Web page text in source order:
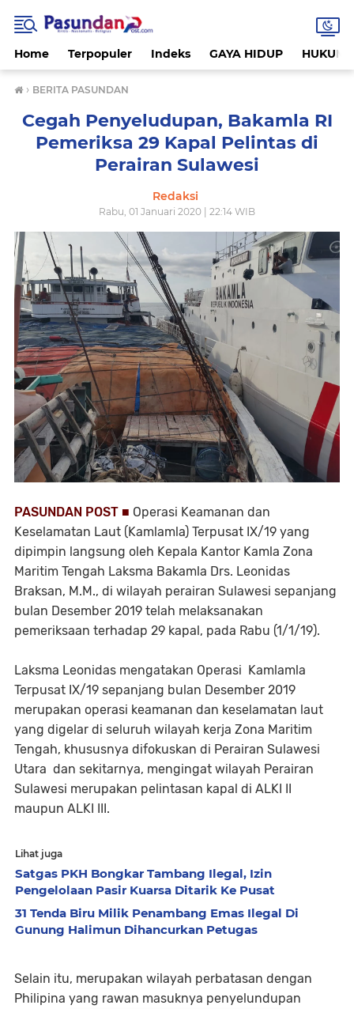
Home Terpopuler Indeks GAYA HIDUP HUKUM
› BERITA PASUNDAN
Cegah Penyeludupan, Bakamla RI
Pemeriksa 29 Kapal Pelintas di
Perairan Sulawesi
Redaksi
Rabu, 01 Januari 2020 | 22:14 WIB
PASUNDAN POST ■ Operasi Keamanan dan
Keselamatan Laut (Kamlamla) Terpusat IX/19 yang
dipimpin langsung oleh Kepala Kantor Kamla Zona
Maritim Tengah Laksma Bakamla Drs. Leonidas
Braksan, M.M., di wilayah perairan Sulawesi sepanjang
bulan Desember 2019 telah melaksanakan
pemeriksaan terhadap 29 kapal, pada Rabu (1/1/19).
Laksma Leonidas mengatakan Operasi Kamlamla
Terpusat IX/19 sepanjang bulan Desember 2019
merupakan operasi keamanan dan keselamatan laut
yang digelar di seluruh wilayah kerja Zona Maritim
Tengah, khususnya difokuskan di Perairan Sulawesi
Utara dan sekitarnya, mengingat wilayah Perairan
Sulawesi merupakan pelintasan kapal di ALKI II
maupun ALKI III.
Lihat juga
Satgas PKH Bongkar Tambang Ilegal, Izin
Pengelolaan Pasir Kuarsa Ditarik Ke Pusat
31 Tenda Biru Milik Penambang Emas Ilegal Di
Gunung Halimun Dihancurkan Petugas
Selain itu, merupakan wilayah perbatasan dengan
Philipina yang rawan masuknya penyelundupan